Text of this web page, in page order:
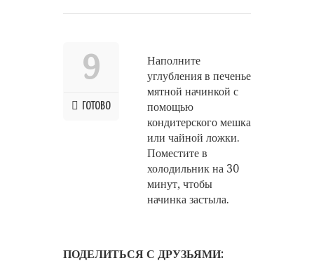
9
ГОТОВО
Наполните
углубления в печенье
мятной начинкой с
помощью
кондитерского мешка
или чайной ложки.
Поместите в
холодильник на 30
минут, чтобы
начинка застыла.
ПОДЕЛИТЬСЯ С ДРУЗЬЯМИ: